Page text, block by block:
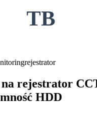
TB
rejestrator
rejestrator
HDD